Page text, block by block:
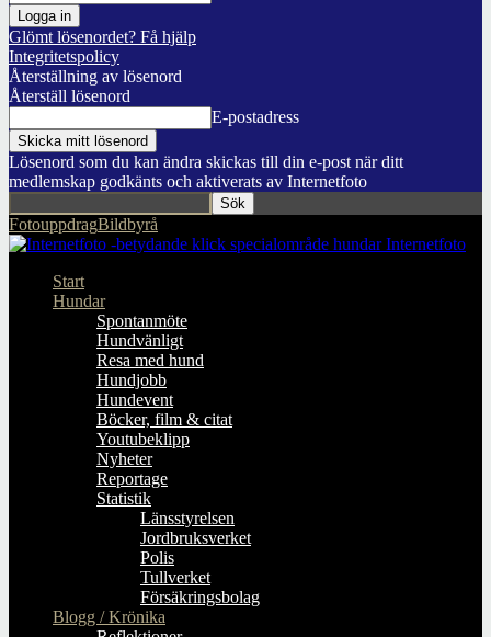
Glömt lösenordet? Få hjälp
Integritetspolicy
Återställning av lösenord
Återställ lösenord
E-postadress
Lösenord som du kan ändra skickas till din e-post när ditt
medlemskap godkänts och aktiverats av Internetfoto
FotouppdragBildbyrå
Internetfoto
Start
Hundar
Spontanmöte
Hundvänligt
Resa med hund
Hundjobb
Hundevent
Böcker, film & citat
Youtubeklipp
Nyheter
Reportage
Statistik
Länsstyrelsen
Jordbruksverket
Polis
Tullverket
Försäkringsbolag
Blogg / Krönika